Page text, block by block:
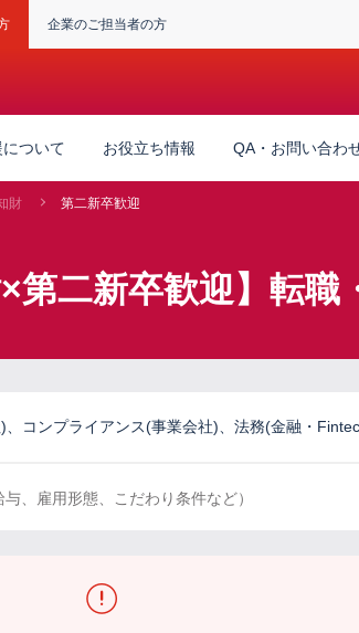
企業のご担当者の方
ついて お役立ち情報 QA・お問い合わ
財 第二新卒歓迎
第二新卒歓迎】転職
コンプライアンス(事業会社)、法務(金融・
与、雇用形態、こだわり条件など）